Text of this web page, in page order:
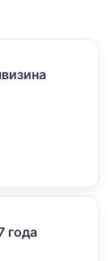
года